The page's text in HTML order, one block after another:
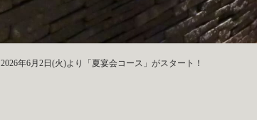
2026年6月2日(火)より「夏宴会コース」がスタート！